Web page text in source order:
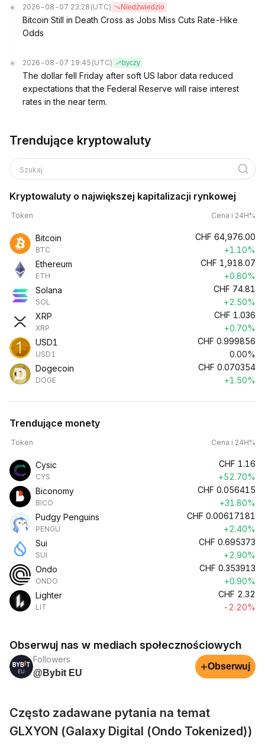
2026-08-07 23:28 (UTC) Niedźwiedzio
Bitcoin Still in Death Cross as Jobs Miss Cuts Rate-Hike
Odds
2026-08-07 19:45 (UTC) byczy
The dollar fell Friday after soft US labor data reduced
expectations that the Federal Reserve will raise interest
rates in the near term.
Trendujące kryptowaluty
Szukaj
Kryptowaluty o największej kapitalizacji rynkowej
Token Cena i 24H%
Bitcoin
BTC
CHF 64,976.00
+1.10%
Ethereum
ETH
CHF 1,918.07
+0.80%
Solana
SOL
CHF 74.81
+2.50%
XRP
XRP
CHF 1.036
+0.70%
USD1
USD1
CHF 0.999856
0.00%
Dogecoin
DOGE
CHF 0.070354
+1.50%
Trendujące monety
Token Cena i 24H%
Cysic
CYS
CHF 1.16
+52.70%
Biconomy
BICO
CHF 0.056415
+31.80%
Pudgy Penguins
PENGU
CHF 0.00617181
+2.40%
Sui
SUI
CHF 0.695373
+2.90%
Ondo
ONDO
CHF 0.353913
+0.90%
Lighter
LIT
CHF 2.32
-2.20%
Obserwuj nas w mediach społecznościowych
Followers
@Bybit EU
+Obserwuj
Często zadawane pytania na temat
GLXYON (Galaxy Digital (Ondo Tokenized))